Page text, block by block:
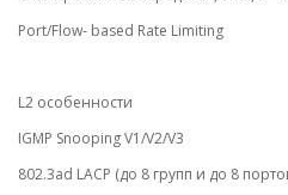
Port/Flow- based Rate Limiting
L2 особенности
IGMP Snooping V1/V2/V3
802.3ad LACP (до 8 групп и до 8